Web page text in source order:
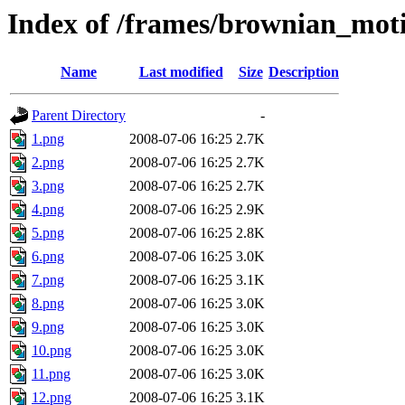
Index of /frames/
Name Last modified Size Description
Parent Directory
-
1.png
2008-07-06 16:25 2.7K
2.png
2008-07-06 16:25 2.7K
3.png
2008-07-06 16:25 2.7K
4.png
2008-07-06 16:25 2.9K
5.png
2008-07-06 16:25 2.8K
6.png
2008-07-06 16:25 3.0K
7.png
2008-07-06 16:25 3.1K
8.png
2008-07-06 16:25 3.0K
9.png
2008-07-06 16:25 3.0K
10.png
2008-07-06 16:25 3.0K
11.png
2008-07-06 16:25 3.0K
12.png
2008-07-06 16:25 3.1K